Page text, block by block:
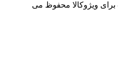
ویژوکالا محفوظ می